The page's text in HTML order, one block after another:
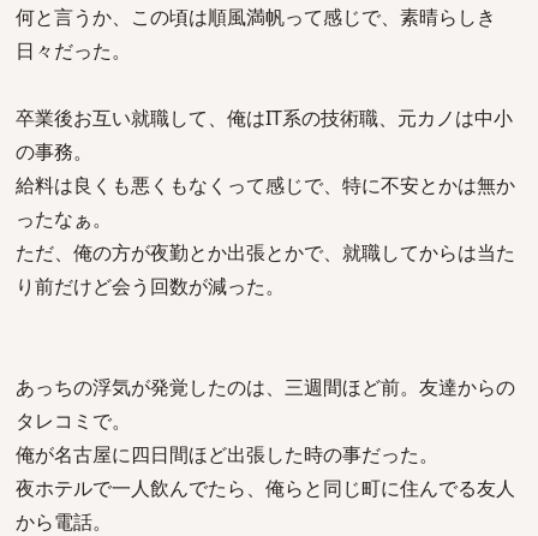
何と言うか、この頃は順風満帆って感じで、素晴らしき
日々だった。
卒業後お互い就職して、俺はIT系の技術職、元カノは中小
の事務。
給料は良くも悪くもなくって感じで、特に不安とかは無か
ったなぁ。
ただ、俺の方が夜勤とか出張とかで、就職してからは当た
り前だけど会う回数が減った。
あっちの浮気が発覚したのは、三週間ほど前。友達からの
タレコミで。
俺が名古屋に四日間ほど出張した時の事だった。
夜ホテルで一人飲んでたら、俺らと同じ町に住んでる友人
から電話。